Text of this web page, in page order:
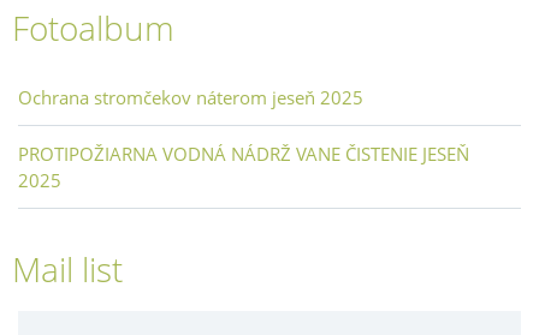
Fotoalbum
Ochrana stromčekov náterom jeseň 2025
PROTIPOŽIARNA VODNÁ NÁDRŽ VANE ČISTENIE JESEŇ
2025
Mail list